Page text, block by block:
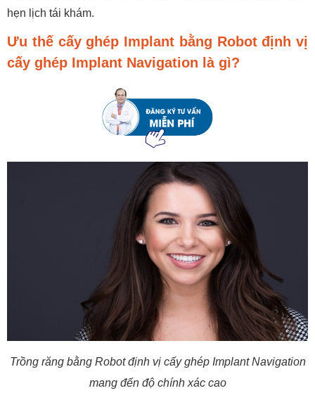
hẹn lịch tái khám.
Ưu thế cấy ghép Implant bằng Robot định vị
cấy ghép Implant Navigation là gì?
Trồng răng bằng Robot định vị cấy ghép Implant Navigation
mang đến độ chính xác cao